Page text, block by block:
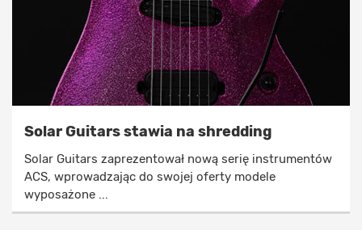
Solar Guitars stawia na shredding
Solar Guitars zaprezentował nową serię instrumentów
ACS, wprowadzając do swojej oferty modele
wyposażone ...